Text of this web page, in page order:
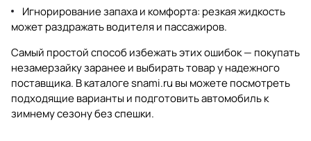
Игнорирование запаха и комфорта: резкая жидкость
может раздражать водителя и пассажиров.
Самый простой способ избежать этих ошибок — покупать
незамерзайку заранее и выбирать товар у надежного
поставщика. В каталогеsnami.ru вы можете посмотреть
подходящие варианты и подготовить автомобиль к
зимнему сезону без спешки.